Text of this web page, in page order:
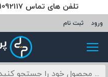
تلفن های تماس 05191092117
ورود ثبت نام